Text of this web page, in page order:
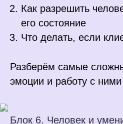
Как разрешить
его состояние
Что делать, если
Разберём самые
эмоции и работу с ними
Блок 6. Человек и